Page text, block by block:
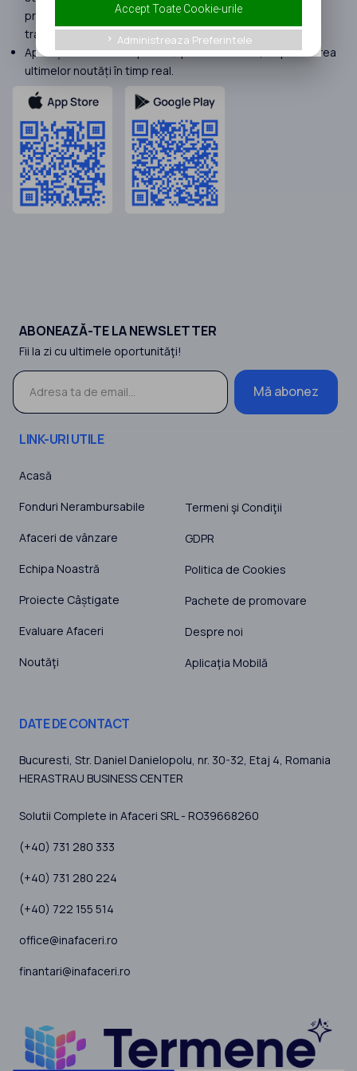
program de finanțare și grila de punctaj aferentă, pentru
transparență 100%.
Aplicația InAfaceri disponibilă pe IOS/Android, cu publicarea
ultimelor noutăți în timp real.
ABONEAZĂ-TE LA NEWSLETTER
Fii la zi cu ultimele oportunităţi!
Mă abonez
LINK-URI UTILE
Acasă
Fonduri Nerambursabile
Afaceri de vânzare
Echipa Noastră
Proiecte Câștigate
Evaluare Afaceri
Noutăţi
Termeni şi Condiţii
GDPR
Politica de Cookies
Pachete de promovare
Despre noi
Aplicaţia Mobilă
DATE DE CONTACT
Bucuresti, Str. Daniel Danielopolu, nr. 30-32, Etaj 4, Romania
HERASTRAU BUSINESS CENTER
Solutii Complete in Afaceri SRL - RO39668260
(+40) 731 280 333
(+40) 731 280 224
(+40) 722 155 514
office@inafaceri.ro
finantari@inafaceri.ro
Accept Toate Cookie-urile
keyboard_arrow_right Administreaza Preferintele